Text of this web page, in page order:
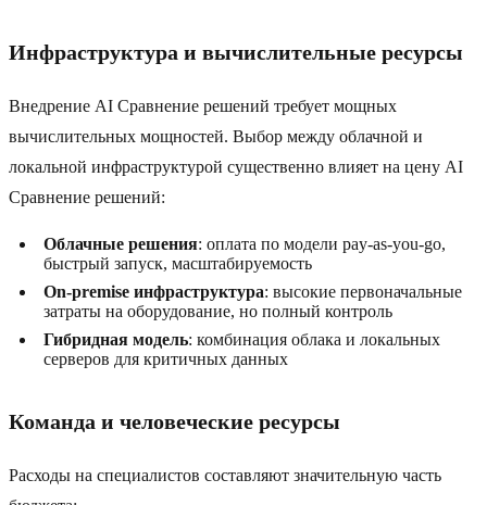
Инфраструктура и вычислительные ресурсы
Внедрение AI Сравнение решений требует мощных
вычислительных мощностей. Выбор между облачной и
локальной инфраструктурой существенно влияет на цену AI
Сравнение решений:
Облачные решения: оплата по модели pay-as-you-go,
быстрый запуск, масштабируемость
On-premise инфраструктура: высокие первоначальные
затраты на оборудование, но полный контроль
Гибридная модель: комбинация облака и локальных
серверов для критичных данных
Команда и человеческие ресурсы
Расходы на специалистов составляют значительную часть